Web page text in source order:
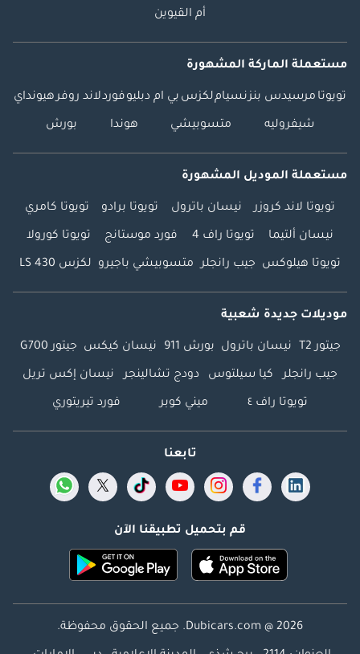
أم القيوين
مستعملة الماركة المشهورة
تويوتا مرسيدس بنزنسياملكزس بي ام دبليوفوردلاند روفرهيونداي
شيفروليه متسوبيشي هوندا بورش
مستعملة الموديل المشهورة
تويوتا لاند كروزر نيسان باترول تويوتا برادو تويوتا كامري
نيسان ألتيما تويوتا راف 4 فورد موستانج تويوتا كورولا
تويوتا هيلوكس جيب رانجلر متسوبيشي باجيرو لكزس LS 430
موديلات جديدة شعبية
جيتور T2 نيسان باترول بورش 911 نيسان كيكس جيتور G700
جيب رانجلر كيا سيلتوس دودج تشالينجر نيسان إكس تريل
تويوتا راف ٤ ميني كوبر فورد تيريتوري
تابعنا
قم بتحميل تطبيقنا الآن
Dubicars.com @ 2026. جميع الحقوق محفوظة.